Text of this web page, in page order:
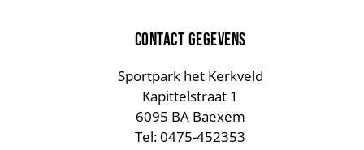
CONTACT GEGEVENS
Sportpark het Kerkveld
Kapittelstraat 1
6095 BA Baexem
Tel: 0475-452353